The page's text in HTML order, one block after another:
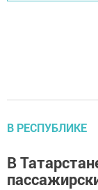
В РЕСПУБЛИКЕ
В